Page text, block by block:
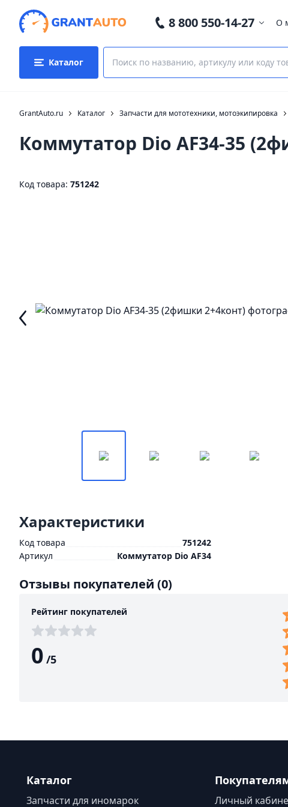
8 800 550-14-27 О
Каталог
GrantAuto.ru Каталог Запчасти для мототехники, мотоэкипировка
Коммутатор Dio AF34-35
Код товара: 751242
Характеристики
Код товара
751242
Артикул
Коммутатор Dio AF34
Отзывы покупателей (0)
Рейтинг покупателей
0 /5
Каталог
Запчасти для иномарок Личный